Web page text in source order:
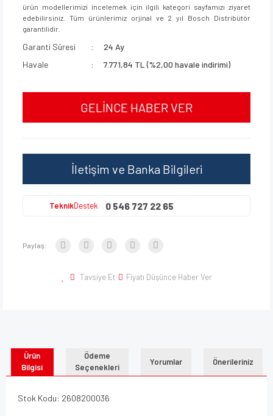
ürün modellerimizi incelemek için ilgili kategori sayfamızı ziyaret
edebilirsiniz. Tüm ürünlerimiz orjinal ve 2 yıl Bosch Distribütör
garantilidir.
Garanti Süresi
24 Ay
Havale
7.771,84 TL (%2,00 havale indirimi)
GELİNCE HABER VER
İletişim ve Banka Bilgileri
TeknikDestek 0 546 727 22 65
Paylaş:
Tavsiye Et Fiyatı Düşünce Haber Ver
Ürün
Bilgisi
Ödeme
Seçenekleri
Yorumlar Önerileriniz
Stok Kodu: 2608200036